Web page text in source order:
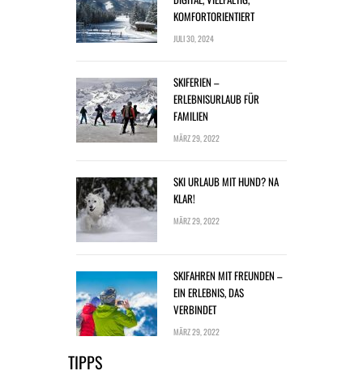
KOMFORTORIENTIERT
JULI 30, 2024
SKIFERIEN –
ERLEBNISURLAUB FÜR
FAMILIEN
MÄRZ 29, 2022
SKI URLAUB MIT HUND? NA
KLAR!
MÄRZ 29, 2022
SKIFAHREN MIT FREUNDEN –
EIN ERLEBNIS, DAS
VERBINDET
MÄRZ 29, 2022
TIPPS